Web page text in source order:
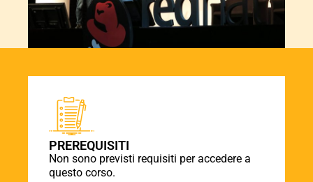
PREREQUISITI
Non sono previsti requisiti per accedere a
questo corso.